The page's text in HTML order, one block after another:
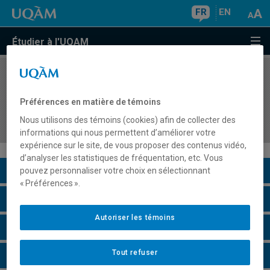
FR EN
Étudier à l'UQAM
COURS//
sociales et environnementales : du local à
l'international
Description du cours
Horaire - Automne 2026
Préférences en matière de témoins
Nous utilisons des témoins (cookies) afin de collecter des
informations qui nous permettent d’améliorer votre
expérience sur le site, de vous proposer des contenus vidéo,
d’analyser les statistiques de fréquentation, etc. Vous
pouvez personnaliser votre choix en sélectionnant
« Préférences ».
Tout refuser
Autoriser les témoins